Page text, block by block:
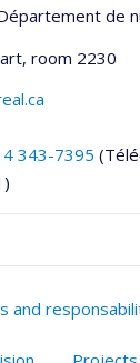
de
, room 2230
343-7395
and